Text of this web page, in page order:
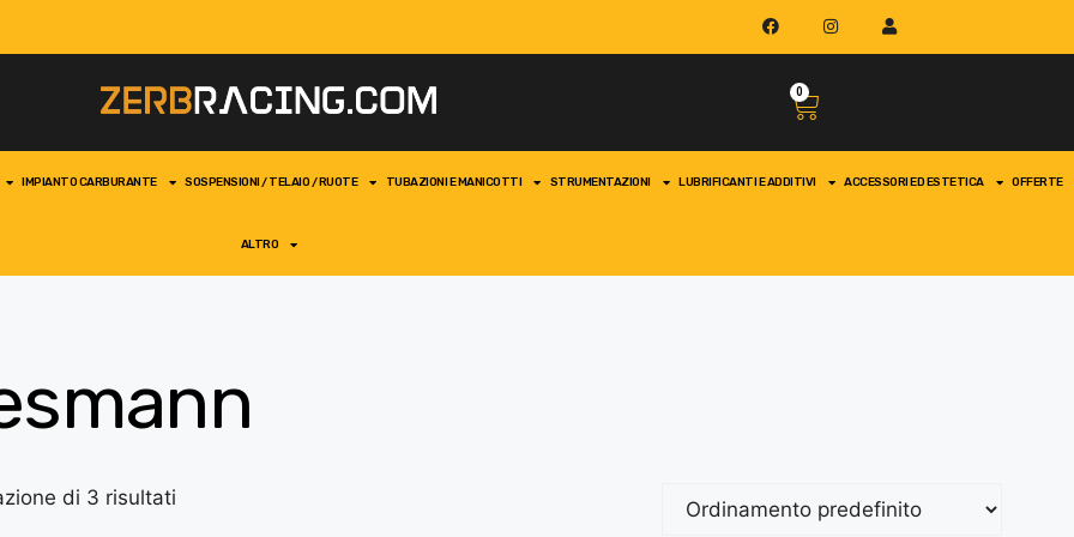
0
IMPIANTO CARBURANTE SOSPENSIONI / TELAIO / RUOTE TUBAZIONI E MANICOTTI STRUMENTAZIONI LUBRIFICANTI E ADDITIVI ACCESSORI ED ESTETICA OFFERTE
ALTRO
di 3 risultati